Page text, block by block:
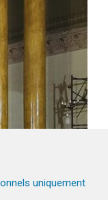
uniquement